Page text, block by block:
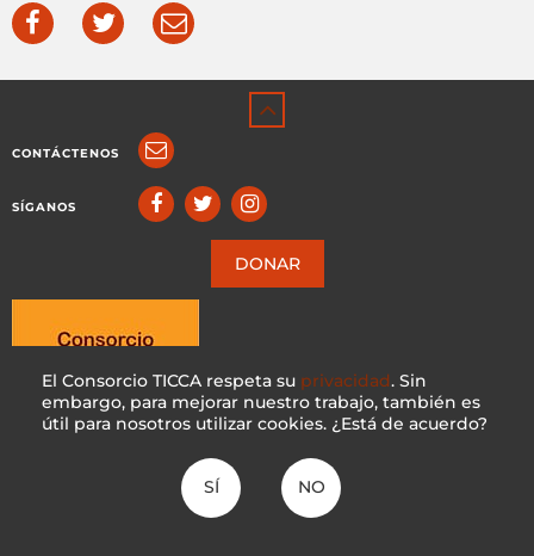
El Consorcio TICCA respeta su privacidad. Sin
embargo, para mejorar nuestro trabajo, también es
útil para nosotros utilizar cookies. ¿Está de acuerdo?
SÍ NO
CONTÁCTENOS
SÍGANOS
DONAR
CC BY-NC-SA 4.0|PRIVACY POLICY
Hecho con ♥ en Suiza por KOSDESIGN | Hosted in Switzerland by